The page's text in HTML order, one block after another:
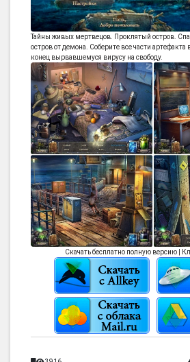
КВЕСТ
КАК СКАЧАТЬ
НОВОСТИ
Тайны живых мертвецов. Проклятый остров.
остров от демона. Соберите все части артефакта
конец вырвавшемуся вирусу на свободу.
Скачать бесплатно полную версию |